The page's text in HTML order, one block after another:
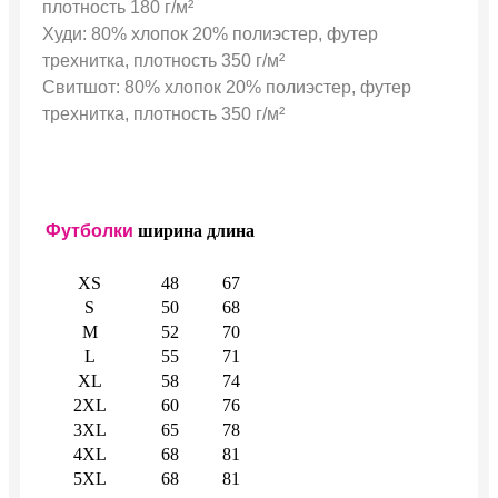
плотность 180 г/м²
Худи: 80% хлопок 20% полиэстер, футер
трехнитка, плотность 350 г/м²
Свитшот: 80% хлопок 20% полиэстер, футер
трехнитка, плотность 350 г/м²
Футболки ширина длина
XS 48
67
S
50
68
M
52
70
L
55
71
XL
58
74
2XL
60
76
3XL
65
78
4XL
68
81
5XL
68 81